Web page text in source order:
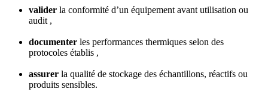
valider la conformité d’un équipement avant utilisation ou
audit ,
documenter les performances thermiques selon des
protocoles établis ,
assurer la qualité de stockage des échantillons, réactifs ou
produits sensibles.